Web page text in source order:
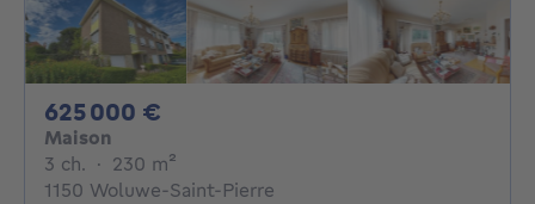
625 000 €
Maison
3 ch. 3 chambres
· 230 m²
1150 Woluwe-Saint-Pierre